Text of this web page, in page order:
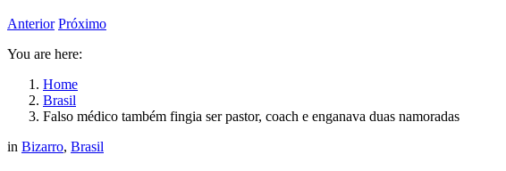
Anterior Próximo
You are here:
Home
Brasil
Falso médico também fingia ser pastor, coach e enganava duas namoradas
in Bizarro, Brasil